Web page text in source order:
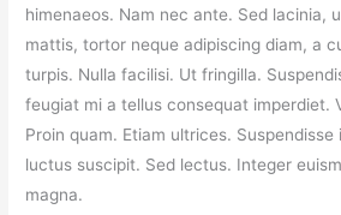
himenaeos. Nam nec ante. Sed lacinia,
mattis, tortor neque adipiscing diam, a
turpis. Nulla facilisi. Ut fringilla.
feugiat mi a tellus consequat imperdiet.
Proin quam. Etiam ultrices. Suspendisse
luctus suscipit. Sed lectus. Integer
magna.